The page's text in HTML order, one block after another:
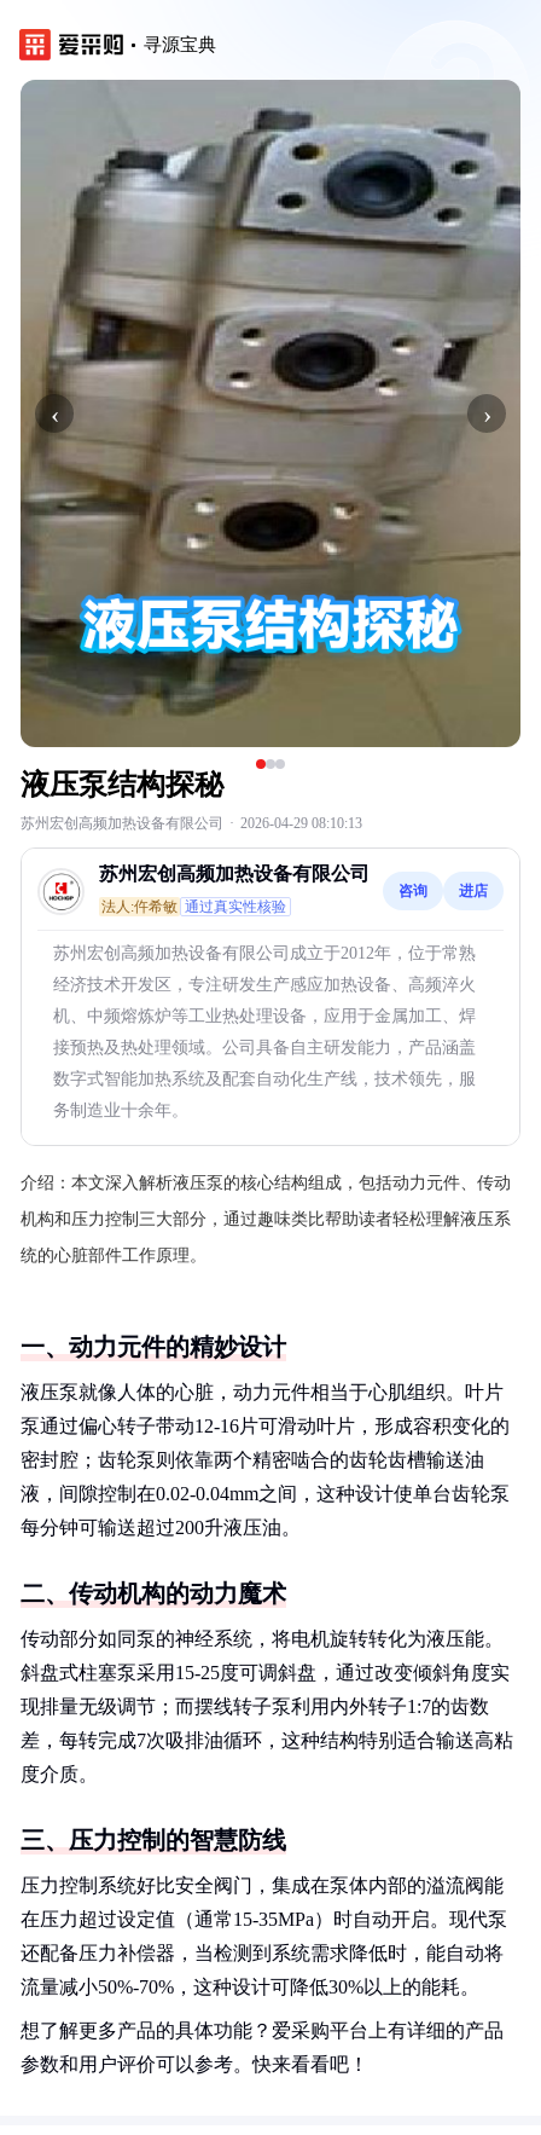
寻源宝典
‹ ›
液压泵结构探秘
苏州宏创高频加热设备有限公司 · 2026-04-29 08:10:13
苏州宏创高频加热设备有限公司
法人:仵希敏 通过真实性核验
咨询 进店
苏州宏创高频加热设备有限公司成立于2012年，位于常熟
经济技术开发区，专注研发生产感应加热设备、高频淬火
机、中频熔炼炉等工业热处理设备，应用于金属加工、焊
接预热及热处理领域。公司具备自主研发能力，产品涵盖
数字式智能加热系统及配套自动化生产线，技术领先，服
务制造业十余年。
介绍： 本文深入解析液压泵的核心结构组成，包括动力元件、传动
机构和压力控制三大部分，通过趣味类比帮助读者轻松理解液压系
统的心脏部件工作原理。
一、动力元件的精妙设计
液压泵就像人体的心脏，动力元件相当于心肌组织。叶片
泵通过偏心转子带动12-16片可滑动叶片，形成容积变化的
密封腔；齿轮泵则依靠两个精密啮合的齿轮齿槽输送油
液，间隙控制在0.02-0.04mm之间，这种设计使单台齿轮泵
每分钟可输送超过200升液压油。
二、传动机构的动力魔术
传动部分如同泵的神经系统，将电机旋转转化为液压能。
斜盘式柱塞泵采用15-25度可调斜盘，通过改变倾斜角度实
现排量无级调节；而摆线转子泵利用内外转子1:7的齿数
差，每转完成7次吸排油循环，这种结构特别适合输送高粘
度介质。
三、压力控制的智慧防线
压力控制系统好比安全阀门，集成在泵体内部的溢流阀能
在压力超过设定值（通常15-35MPa）时自动开启。现代泵
还配备压力补偿器，当检测到系统需求降低时，能自动将
流量减小50%-70%，这种设计可降低30%以上的能耗。
想了解更多产品的具体功能？爱采购平台上有详细的产品
参数和用户评价可以参考。快来看看吧！